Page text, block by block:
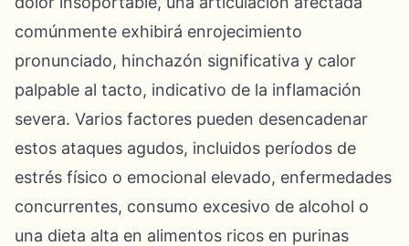
comúnmente exhibirá enrojecimiento
pronunciado, hinchazón significativa y calor
palpable al tacto, indicativo de la inflamación
severa. Varios factores pueden desencadenar
estos ataques agudos, incluidos períodos de
estrés físico o emocional elevado, enfermedades
concurrentes, consumo excesivo de alcohol o
una dieta alta en alimentos ricos en purinas